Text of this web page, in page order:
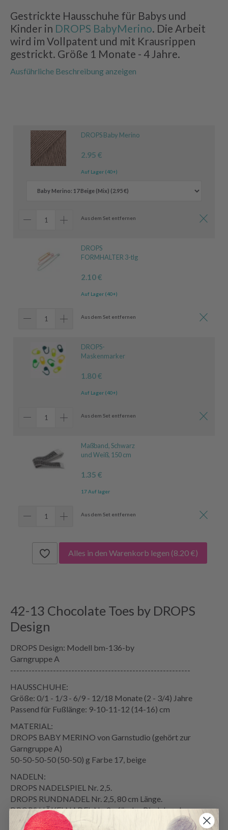
Gestrickte Hausschuhe für Babys und
Kinder in DROPS BabyMerino. Die Arbeit
wird im Vollpatent und mit Krausrippen
gestrickt. Größe 1 Monate - 4 Jahre.
Ausführliche Beschreibung anzeigen
DROPS Baby Merino
2.95 €
Auf Lager (40+)
Aus dem Set entfernen
DROPS
FORMHALTER 3-tlg
2.10 €
Auf Lager (40+)
Aus dem Set entfernen
DROPS-
Maskenmarker
1.80 €
Auf Lager (40+)
Aus dem Set entfernen
Maßband, Schwarz
und Weiß, 150 cm
1.35 €
17 Auf lager
Aus dem Set entfernen
Alles in den Warenkorb legen (8.20 €)
42-13 Chocolate Toes by DROPS
Design
DROPS Design: Modell bm-136-by
Garngruppe A
-----------------------------------------------------------
HAUSSCHUHE:
Größe: 0/1 - 1/3 - 6/9 - 12/18 Monate (2 - 3/4) Jahre
Passend für Fußlänge: 9-10-11-12 (14-16) cm
MATERIAL:
DROPS BABY MERINO von Garnstudio (gehört zur
Garngruppe A)
50-50-50-50 (50-50) g Farbe 17, beige
NADELN:
DROPS NADELSPIEL Nr. 2,5.
DROPS RUNDNADEL Nr. 2,5, 80 cm Länge.
DROPS HÄKELNADEL Nr. 3 – für das Bindeband
Wenn mit der Stricktechnik MAGIC LOOP gestrickt wird,